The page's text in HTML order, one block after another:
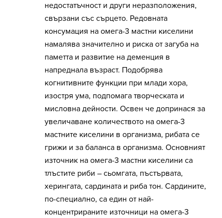
недостатъчност и други неразположения,
свързани със сърцето. Редовната
консумация на омега-3 мастни киселини
намалява значително и риска от загуба на
паметта и развитие на деменция в
напреднала възраст. Подобрява
когнитивните функции при млади хора,
изостря ума, подпомага творческата и
мисловна дейности. Освен че допринася за
увеличаване количеството на омега-3
мастните киселини в организма, рибата се
грижи и за баланса в организма. Основният
източник на омега-3 мастни киселини са
тлъстите риби – сьомгата, пъстървата,
херингата, сардината и риба тон. Сардините,
по-специално, са един от най-
концентрираните източници на омега-3